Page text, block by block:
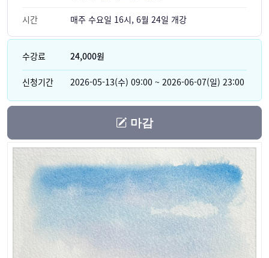
시간 매주 수요일 16시, 6월 24일 개강
수강료 24,000원
신청기간 2026-05-13(수) 09:00 ~ 2026-06-07(일) 23:00
마감